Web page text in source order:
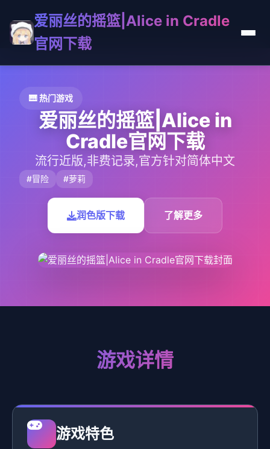
爱丽丝的摇篮|Alice in Cradle
官网下载
🎹 热门游戏
爱丽丝的摇篮|Alice in
Cradle官网下载
流行近版,非费记录,官方针对简体中文
#冒险 #萝莉
润色版下载 了解更多
游戏详情
游戏特色